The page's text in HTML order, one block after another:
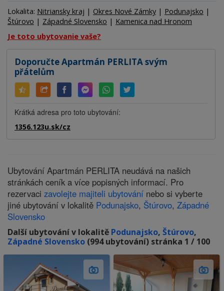
Lokalita: Nitriansky kraj | Okres Nové Zámky | Podunajsko |
Štúrovo | Západné Slovensko | Kamenica nad Hronom
Je toto ubytovanie vaše?
Doporučte Apartmán PERLITA svým
přátelům
Krátká adresa pro toto ubytování:
1356.123u.sk/cz
Ubytování Apartmán PERLITA neudává na našich
stránkách ceník a více popisných informací. Pro
rezervaci zavolejte majiteli ubytování nebo si vyberte
jiné ubytování v lokalitě Podunajsko, Štúrovo, Západné
Slovensko
Další ubytování v lokalitě Podunajsko, Štúrovo,
Západné Slovensko (994 ubytování) stránka 1 / 100